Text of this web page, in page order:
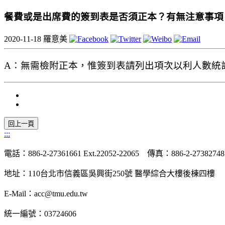
餐費或是出席費的簽到表是否須正本？有無注意事
2020-11-18 羅意美
A ：無需檢附正本，惟簽到表請列出項次以利人數統
:::
電話：886-2-27361661 Ext.22052-22065 傳真：886-2-27382748
地址：110台北市信義區吳興街250號 醫學綜合大樓後棟四樓
E-Mail：acc@tmu.edu.tw
統一編號：03724606